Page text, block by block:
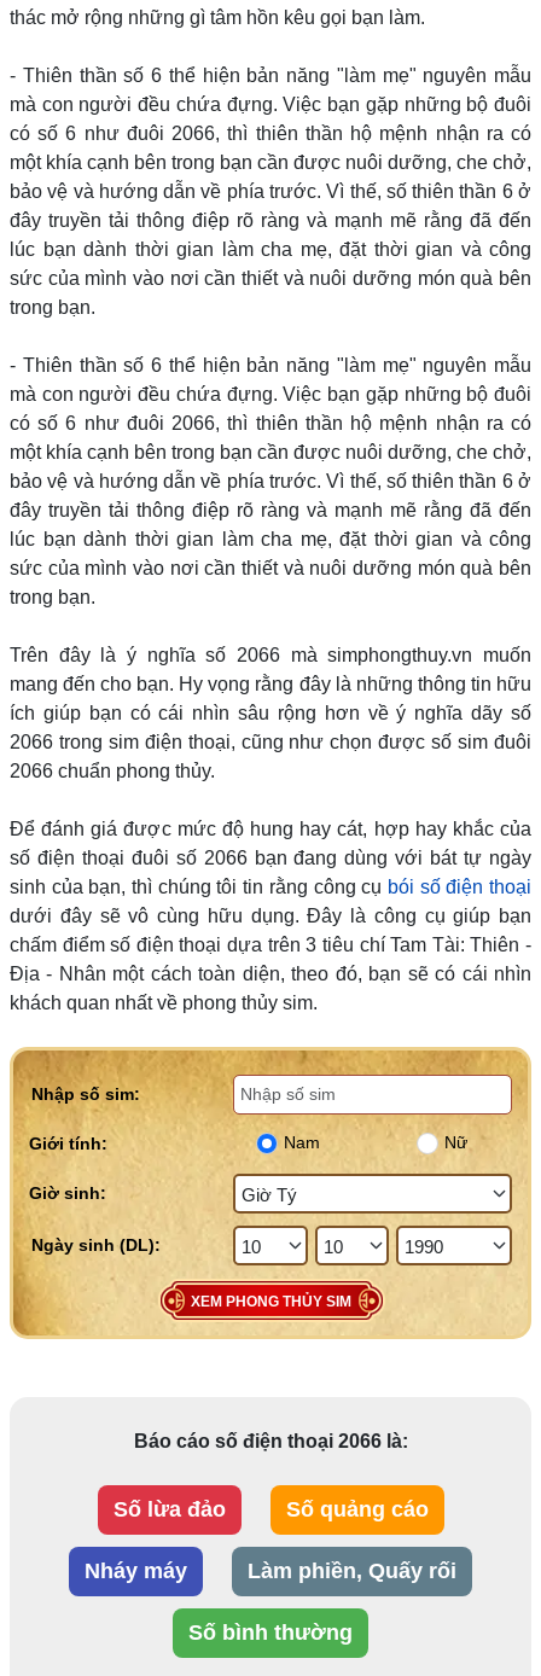
thác mở rộng những gì tâm hồn kêu gọi bạn làm.
- Thiên thần số 6 thể hiện bản năng "làm mẹ" nguyên mẫu
mà con người đều chứa đựng. Việc bạn gặp những bộ đuôi
có số 6 như đuôi 2066, thì thiên thần hộ mệnh nhận ra có
một khía cạnh bên trong bạn cần được nuôi dưỡng, che chở,
bảo vệ và hướng dẫn về phía trước. Vì thế, số thiên thần 6 ở
đây truyền tải thông điệp rõ ràng và mạnh mẽ rằng đã đến
lúc bạn dành thời gian làm cha mẹ, đặt thời gian và công
sức của mình vào nơi cần thiết và nuôi dưỡng món quà bên
trong bạn.
- Thiên thần số 6 thể hiện bản năng "làm mẹ" nguyên mẫu
mà con người đều chứa đựng. Việc bạn gặp những bộ đuôi
có số 6 như đuôi 2066, thì thiên thần hộ mệnh nhận ra có
một khía cạnh bên trong bạn cần được nuôi dưỡng, che chở,
bảo vệ và hướng dẫn về phía trước. Vì thế, số thiên thần 6 ở
đây truyền tải thông điệp rõ ràng và mạnh mẽ rằng đã đến
lúc bạn dành thời gian làm cha mẹ, đặt thời gian và công
sức của mình vào nơi cần thiết và nuôi dưỡng món quà bên
trong bạn.
Trên đây là ý nghĩa số 2066 mà simphongthuy.vn muốn
mang đến cho bạn. Hy vọng rằng đây là những thông tin hữu
ích giúp bạn có cái nhìn sâu rộng hơn về ý nghĩa dãy số
2066 trong sim điện thoại, cũng như chọn được số sim đuôi
2066 chuẩn phong thủy.
Để đánh giá được mức độ hung hay cát, hợp hay khắc của
số điện thoại đuôi số 2066 bạn đang dùng với bát tự ngày
sinh của bạn, thì chúng tôi tin rằng công cụ bói số điện thoại
dưới đây sẽ vô cùng hữu dụng. Đây là công cụ giúp bạn
chấm điểm số điện thoại dựa trên 3 tiêu chí Tam Tài: Thiên -
Địa - Nhân một cách toàn diện, theo đó, bạn sẽ có cái nhìn
khách quan nhất về phong thủy sim.
Nhập số sim:
Giới tính: Nam Nữ
Giờ sinh:
XEM PHONG THỦY SIM
Báo cáo số điện thoại 2066 là:
Số lừa đảo Số quảng cáo
Nháy máy Làm phiền, Quấy rối
Số bình thường